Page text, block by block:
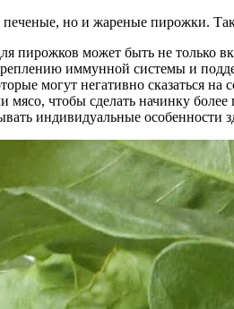
но и жареные пирожки.
пирожков может быть не
иммунной системы и
могут негативно сказаться
мясо, чтобы сделать начинку
индивидуальные особенности